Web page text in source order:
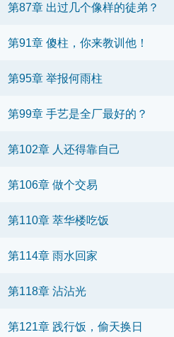
第87章 出过几个像样的徒弟？
第91章 傻柱，你来教训他！
第95章 举报何雨柱
第99章 手艺是全厂最好的？
第102章 人还得靠自己
第106章 做个交易
第110章 萃华楼吃饭
第114章 雨水回家
第118章 沾沾光
第121章 践行饭，偷天换日